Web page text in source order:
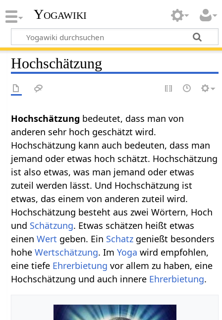
Yogawiki
Hochschätzung
Hochschätzung bedeutet, dass man von
anderen sehr hoch geschätzt wird.
Hochschätzung kann auch bedeuten, dass man
jemand oder etwas hoch schätzt. Hochschätzung
ist also etwas, was man jemand oder etwas
zuteil werden lässt. Und Hochschätzung ist
etwas, das einem von anderen zuteil wird.
Hochschätzung besteht aus zwei Wörtern, Hoch
und Schätzung. Etwas schätzen heißt etwas
einenWert geben. Ein Schatz genießt besonders
hoheWertschätzung. ImYoga wird empfohlen,
eine tiefe Ehrerbietung vor allem zu haben, eine
Hochschätzung und auch innere Ehrerbietung.